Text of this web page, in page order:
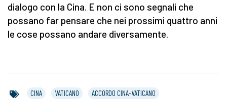
dialogo con la Cina. E non ci sono segnali che
possano far pensare che nei prossimi quattro anni
le cose possano andare diversamente.
CINA VATICANO ACCORDO CINA-VATICANO